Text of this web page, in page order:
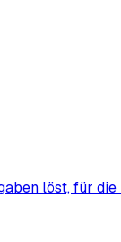
löst, für